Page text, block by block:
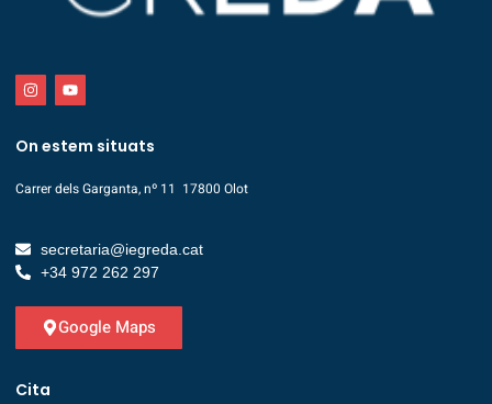
On estem situats
Carrer dels Garganta, nº 11 17800 Olot
secretaria@iegreda.cat
+34 972 262 297
Google Maps
Cita